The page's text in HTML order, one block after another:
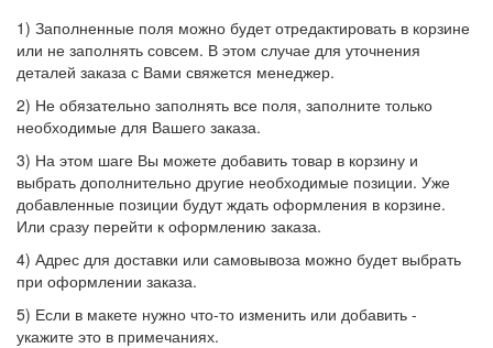
1) Заполненные поля можно будет отредактировать в корзине
или не заполнять совсем. В этом случае для уточнения
деталей заказа с Вами свяжется менеджер.
2) Не обязательно заполнять все поля, заполните только
необходимые для Вашего заказа.
3) На этом шаге Вы можете добавить товар в корзину и
выбрать дополнительно другие необходимые позиции. Уже
добавленные позиции будут ждать оформления в корзине.
Или сразу перейти к оформлению заказа.
4) Адрес для доставки или самовывоза можно будет выбрать
при оформлении заказа.
5) Если в макете нужно что-то изменить или добавить -
укажите это в примечаниях.